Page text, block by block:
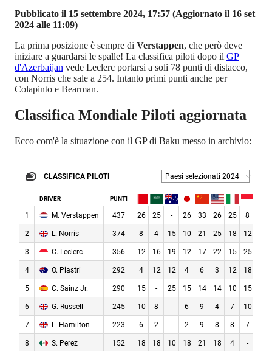
Pubblicato il 15 settembre 2024, 17:57 (Aggiornato il 16 set
2024 alle 11:09)
La prima posizione è sempre di Verstappen, che però deve
iniziare a guardarsi le spalle! La classifica piloti dopo il GP
d'Azerbaijan vede Leclerc portarsi a soli 78 punti di distacco,
con Norris che sale a 254. Intanto primi punti anche per
Colapinto e Bearman.
Classifica Mondiale Piloti aggiornata
Ecco com'è la situazione con il GP di Baku messo in archivio: